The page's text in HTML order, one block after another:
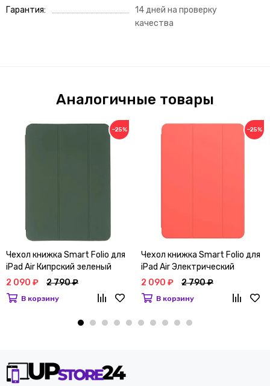
Гарантия
14 дней на проверку
качества
Аналогичные товары
−25%
Чехол книжка Smart Folio для
iPad Air Кипрский зеленый
2 090 ₽
2 790 ₽
В корзину
−25%
Чехол книжка Smart Folio для
iPad Air Электрический
оранжевый
2 090 ₽ 2 790 ₽
В корзину